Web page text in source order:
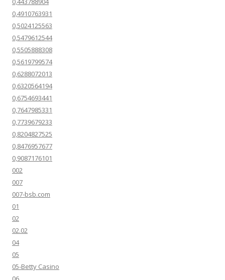
0,4910763931
0,5024125563
0,5479612544
0,5505888308
0,5619799574
0,6288072013
0,6320564194
0,6754693441
0,7647985331
0,7739679233
0,8204827525
0,8476957677
0,9087176101
002
007
007-bsb.com
01
02
02.02
04
05
05-Betty Casino